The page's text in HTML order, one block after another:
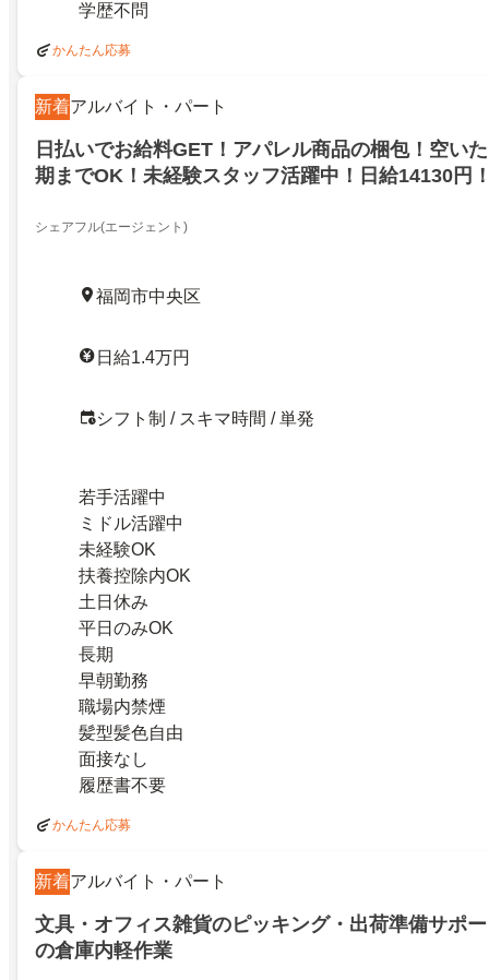
学歴不問
かんたん応募
新着アルバイト・パート
日払いでお給料GET！アパレル商品の梱包！空い
期までOK！未経験スタッフ活躍中！日給14130円
シェアフル(エージェント)
福岡市中央区
日給1.4万円
シフト制 / スキマ時間 / 単発
若手活躍中
ミドル活躍中
未経験OK
扶養控除内OK
土日休み
平日のみOK
長期
早朝勤務
職場内禁煙
髪型髪色自由
面接なし
履歴書不要
かんたん応募
新着アルバイト・パート
文具・オフィス雑貨のピッキング・出荷準備サポ
の倉庫内軽作業